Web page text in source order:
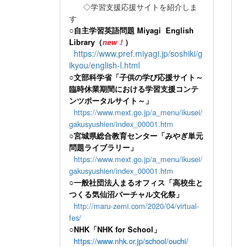
◇学習支援応援サイトを紹介しま
す
○自主学習英語問題 Miyagi English
Library（new！ ）
https://www.pref.miyagi.jp/soshiki/g
ikyou/english-l.html
○文部科学省「子供の学び応援サイト～
臨時休業期間における学習支援コンテ
ンツポータルサイト～」
https://www.mext.go.jp/a_menu/ikusei/
gakusyushien/index_00001.htm
○宮城県総合教育センター「みやぎ単元
問題ライブラリー」
https://www.mext.go.jp/a_menu/ikusei/
gakusyushien/index_00001.htm
○一般社団法人まるオフィス「高校生と
つくる気仙沼バーチャル文化祭」
http://maru-zemi.com/2020/04/virtual-
fes/
○NHK「NHK for School」
https://www.nhk.or.jp/school/ouchi/